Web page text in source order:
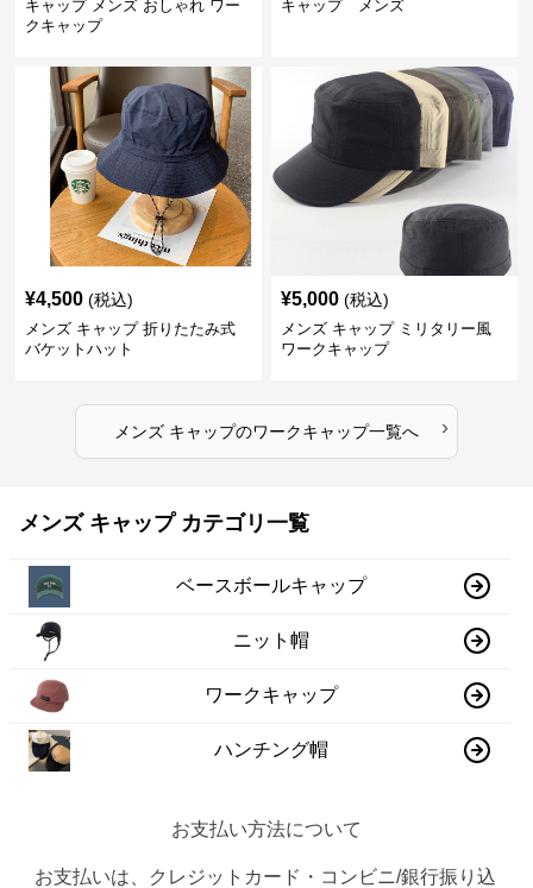
キャップ メンズ おしゃれ ワー
クキャップ
キャップ メンズ
¥4,500 (税込)
メンズ キャップ 折りたたみ式
バケットハット
¥5,000 (税込)
メンズ キャップ ミリタリー風
ワークキャップ
メンズ キャップのワークキャップ一覧へ ›
メンズ キャップ カテゴリ一覧
ベースボールキャップ
ニット帽
ワークキャップ
ハンチング帽
お支払い方法について
お支払いは、クレジットカード・コンビニ/銀行振り込